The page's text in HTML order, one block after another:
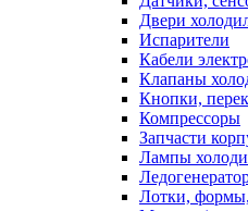
Двери
Испарители
Кабели
Клапаны
Кнопки,
Компрессоры
Запчасти
Лампы
Лотки,